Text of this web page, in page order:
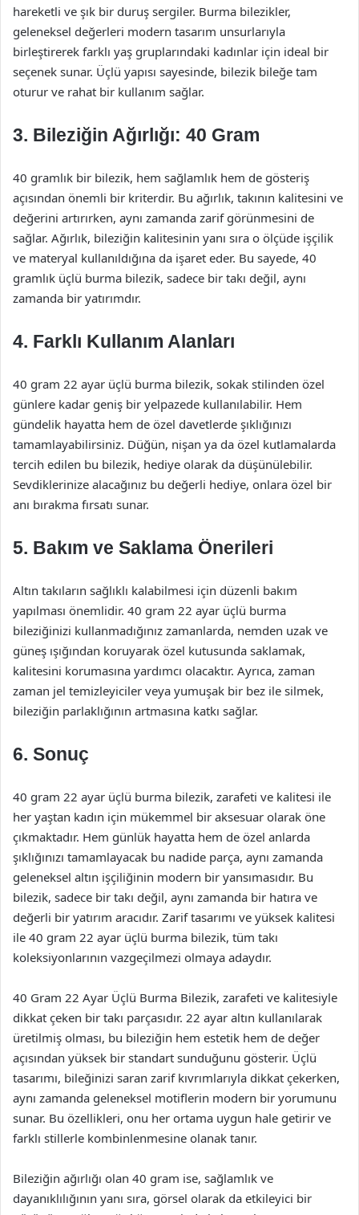
hareketli ve şık bir duruş sergiler. Burma bilezikler,
geleneksel değerleri modern tasarım unsurlarıyla
birleştirerek farklı yaş gruplarındaki kadınlar için ideal bir
seçenek sunar. Üçlü yapısı sayesinde, bilezik bileğe tam
oturur ve rahat bir kullanım sağlar.
3. Bileziğin Ağırlığı: 40 Gram
40 gramlık bir bilezik, hem sağlamlık hem de gösteriş
açısından önemli bir kriterdir. Bu ağırlık, takının kalitesini ve
değerini artırırken, aynı zamanda zarif görünmesini de
sağlar. Ağırlık, bileziğin kalitesinin yanı sıra o ölçüde işçilik
ve materyal kullanıldığına da işaret eder. Bu sayede, 40
gramlık üçlü burma bilezik, sadece bir takı değil, aynı
zamanda bir yatırımdır.
4. Farklı Kullanım Alanları
40 gram 22 ayar üçlü burma bilezik, sokak stilinden özel
günlere kadar geniş bir yelpazede kullanılabilir. Hem
gündelik hayatta hem de özel davetlerde şıklığınızı
tamamlayabilirsiniz. Düğün, nişan ya da özel kutlamalarda
tercih edilen bu bilezik, hediye olarak da düşünülebilir.
Sevdiklerinize alacağınız bu değerli hediye, onlara özel bir
anı bırakma fırsatı sunar.
5. Bakım ve Saklama Önerileri
Altın takıların sağlıklı kalabilmesi için düzenli bakım
yapılması önemlidir. 40 gram 22 ayar üçlü burma
bileziğinizi kullanmadığınız zamanlarda, nemden uzak ve
güneş ışığından koruyarak özel kutusunda saklamak,
kalitesini korumasına yardımcı olacaktır. Ayrıca, zaman
zaman jel temizleyiciler veya yumuşak bir bez ile silmek,
bileziğin parlaklığının artmasına katkı sağlar.
6. Sonuç
40 gram 22 ayar üçlü burma bilezik, zarafeti ve kalitesi ile
her yaştan kadın için mükemmel bir aksesuar olarak öne
çıkmaktadır. Hem günlük hayatta hem de özel anlarda
şıklığınızı tamamlayacak bu nadide parça, aynı zamanda
geleneksel altın işçiliğinin modern bir yansımasıdır. Bu
bilezik, sadece bir takı değil, aynı zamanda bir hatıra ve
değerli bir yatırım aracıdır. Zarif tasarımı ve yüksek kalitesi
ile 40 gram 22 ayar üçlü burma bilezik, tüm takı
koleksiyonlarının vazgeçilmezi olmaya adaydır.
40 Gram 22 Ayar Üçlü Burma Bilezik, zarafeti ve kalitesiyle
dikkat çeken bir takı parçasıdır. 22 ayar altın kullanılarak
üretilmiş olması, bu bileziğin hem estetik hem de değer
açısından yüksek bir standart sunduğunu gösterir. Üçlü
tasarımı, bileğinizi saran zarif kıvrımlarıyla dikkat çekerken,
aynı zamanda geleneksel motiflerin modern bir yorumunu
sunar. Bu özellikleri, onu her ortama uygun hale getirir ve
farklı stillerle kombinlenmesine olanak tanır.
Bileziğin ağırlığı olan 40 gram ise, sağlamlık ve
dayanıklılığının yanı sıra, görsel olarak da etkileyici bir